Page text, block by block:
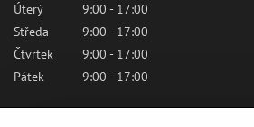
Úterý
9:00 - 17:00
Středa
9:00 - 17:00
Čtvrtek
9:00 - 17:00
Pátek
9:00 - 17:00